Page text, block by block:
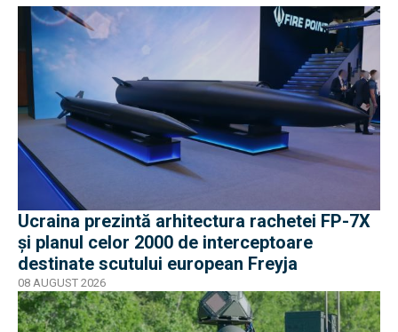
Ucraina prezintă arhitectura rachetei FP-7X
și planul celor 2000 de interceptoare
destinate scutului european Freyja
08 AUGUST 2026